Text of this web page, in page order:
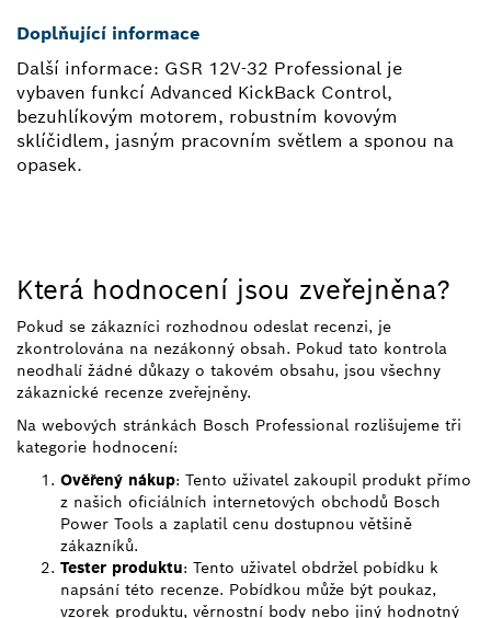
Doplňující informace
Další informace: GSR 12V-32 Professional je
vybaven funkcí Advanced KickBack Control,
bezuhlíkovým motorem, robustním kovovým
sklíčidlem, jasným pracovním světlem a sponou na
opasek.
Která hodnocení jsou zveřejněna?
Pokud se zákazníci rozhodnou odeslat recenzi, je
zkontrolována na nezákonný obsah. Pokud tato kontrola
neodhalí žádné důkazy o takovém obsahu, jsou všechny
zákaznické recenze zveřejněny.
Na webových stránkách Bosch Professional rozlišujeme tři
kategorie hodnocení:
Ověřený nákup: Tento uživatel zakoupil produkt přímo
z našich oficiálních internetových obchodů Bosch
Power Tools a zaplatil cenu dostupnou většině
zákazníků.
Tester produktu: Tento uživatel obdržel pobídku k
napsání této recenze. Pobídkou může být poukaz,
vzorek produktu, věrnostní body nebo jiný hodnotný